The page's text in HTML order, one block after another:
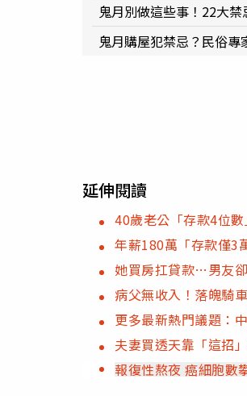
鬼月別做這些事！22大
鬼月購屋犯禁忌？民俗
延伸閱讀
40歲老公「存款4位數
年薪180萬「存款僅
她買房扛貸款…男友
病父無收入！落魄騎
更多最新熱門議題：
夫妻買透天靠「這招
報復性熬夜 癌細胞數